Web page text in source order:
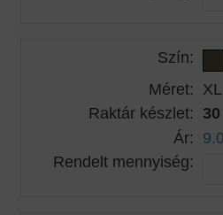
Szín:
Méret: XL
Raktár készlet: 30
Ár:
Rendelt mennyiség: